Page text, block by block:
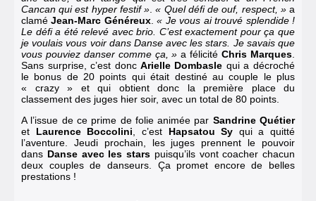
Cancan qui est hyper festif » « Quel défi de ouf, respect, »a
clamé Jean-Marc Généreux.« Je vous ai trouvé splendide !
Le défi a été relevé avec brio. C’est exactement pour ça que
je voulais vous voir dans Danse avec les stars. Je savais que
vous pouviez danser comme ça, » a félicité Chris Marques
Sans surprise, c’est doncArielle Dombasle qui a décroché
le bonus de 20 points qui était destiné au couple le plus
« crazy » et qui obtient donc la première place du
classement des juges hier soir, avec un total de 80 points.
A l’issue de ce prime de folie animée par Sandrine Quétier
et Laurence Boccolini , c’estHapsatou Sy qui a quitté
l’aventure . Jeudi prochain, les juges prennent le pouvoir
dans Danse avec les stars puisqu’ils vont coacher chacun
deux couples de danseurs. Ça promet encore de belles
prestations !